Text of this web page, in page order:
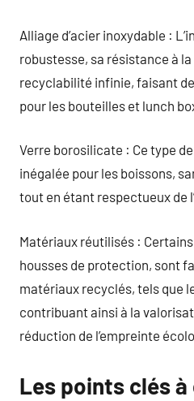
Alliage d’acier inoxydable :
robustesse, sa résistance à
recyclabilité infinie, faisant
pour les bouteilles et lunch
Verre borosilicate : Ce type
inégalée pour les boissons,
tout en étant respectueux de
Matériaux réutilisés :
housses de protection, sont
matériaux recyclés, tels que
contribuant ainsi à la
réduction de l’empreinte
Les points clés